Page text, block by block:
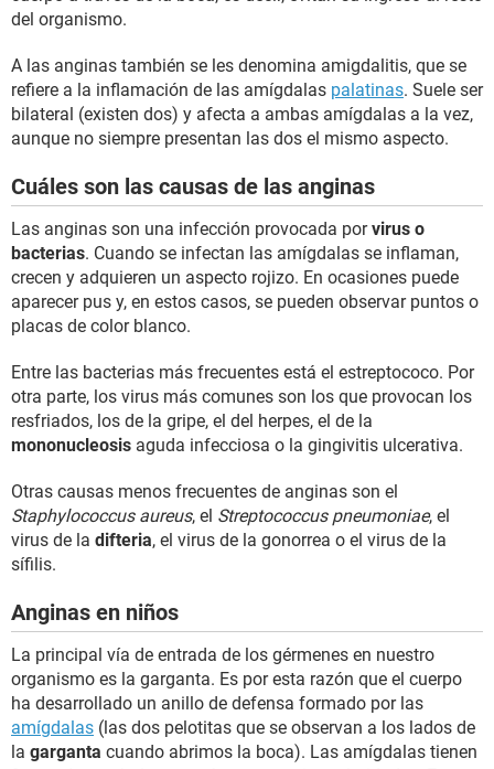
del organismo.
A las anginas también se les denomina amigdalitis, que se
refiere a la inflamación de las amígdalas palatinas. Suele ser
bilateral (existen dos) y afecta a ambas amígdalas a la vez,
aunque no siempre presentan las dos el mismo aspecto.
Cuáles son las causas de las anginas
Las anginas son una infección provocada porvirus o
bacterias. Cuando se infectan las amígdalas se inflaman,
crecen y adquieren un aspecto rojizo. En ocasiones puede
aparecer pus y, en estos casos, se pueden observar puntos o
placas de color blanco.
Entre las bacterias más frecuentes está el estreptococo. Por
otra parte, los virus más comunes son los que provocan los
resfriados, los de la gripe, el del herpes, el de la
mononucleosis aguda infecciosa o la gingivitis ulcerativa.
Otras causas menos frecuentes de anginas son el
Staphylococcus aureus, el Streptococcus pneumoniae, el
virus de la difteria, el virus de la gonorrea o el virus de la
sífilis.
Anginas en niños
La principal vía de entrada de los gérmenes en nuestro
organismo es la garganta. Es por esta razón que el cuerpo
ha desarrollado un anillo de defensa formado por las
amígdalas (las dos pelotitas que se observan a los lados de
la garganta cuando abrimos la boca). Las amígdalas tienen